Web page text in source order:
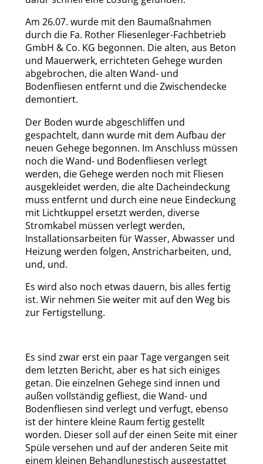
Am 26.07. wurde mit den Baumaßnahmen
durch die Fa. Rother Fliesenleger-Fachbetrieb
GmbH & Co. KG begonnen. Die alten, aus Beton
und Mauerwerk, errichteten Gehege wurden
abgebrochen, die alten Wand- und
Bodenfliesen entfernt und die Zwischendecke
demontiert.
Der Boden wurde abgeschliffen und
gespachtelt, dann wurde mit dem Aufbau der
neuen Gehege begonnen. Im Anschluss müssen
noch die Wand- und Bodenfliesen verlegt
werden, die Gehege werden noch mit Fliesen
ausgekleidet werden, die alte Dacheindeckung
muss entfernt und durch eine neue Eindeckung
mit Lichtkuppel ersetzt werden, diverse
Stromkabel müssen verlegt werden,
Installationsarbeiten für Wasser, Abwasser und
Heizung werden folgen, Anstricharbeiten, und,
und, und.
Es wird also noch etwas dauern, bis alles fertig
ist. Wir nehmen Sie weiter mit auf den Weg bis
zur Fertigstellung.
Es sind zwar erst ein paar Tage vergangen seit
dem letzten Bericht, aber es hat sich einiges
getan. Die einzelnen Gehege sind innen und
außen vollständig gefliest, die Wand- und
Bodenfliesen sind verlegt und verfugt, ebenso
ist der hintere kleine Raum fertig gestellt
worden. Dieser soll auf der einen Seite mit einer
Spüle versehen und auf der anderen Seite mit
einem kleinen Behandlungstisch ausgestattet